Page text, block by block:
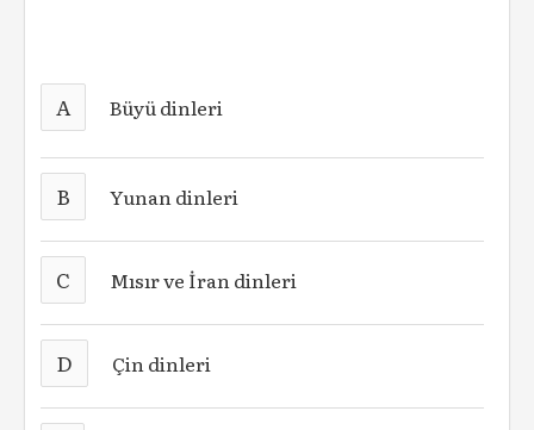
A Büyü dinleri
B Yunan dinleri
C Mısır ve İran dinleri
D Çin dinleri